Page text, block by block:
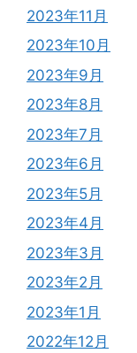
2023年11月
2023年10月
2023年9月
2023年8月
2023年7月
2023年6月
2023年5月
2023年4月
2023年3月
2023年2月
2023年1月
2022年12月